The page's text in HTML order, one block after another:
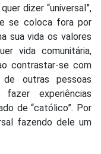
dizer “universal”,
se coloca fora por
sua vida os valores
vida comunitária,
contrastar-se com
outras pessoas
experiências
de “católico”. Por
fazendo dele um